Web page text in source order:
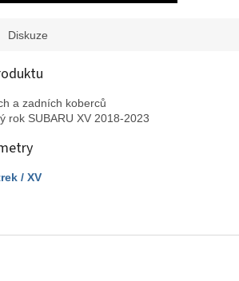
Diskuze
a zadních koberců
rok SUBARU XV 2018-2023
/ XV